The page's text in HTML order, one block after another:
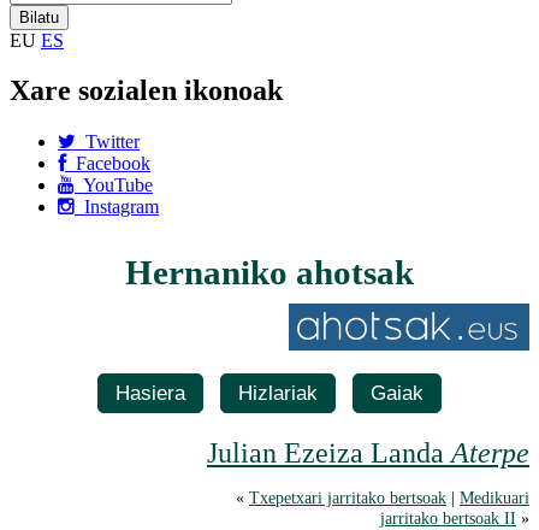
EU ES
Xare sozialen ikonoak
Twitter
Facebook
YouTube
Instagram
Hernaniko ahotsak
Hasiera Hizlariak Gaiak
Julian Ezeiza LandaAterpe
« Txepetxari jarritako bertsoak | Medikuari
jarritako bertsoak II »